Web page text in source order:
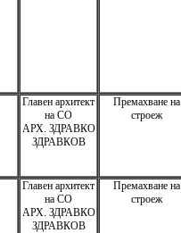
Главен архитект
на СО
АРХ. ЗДРАВКО
ЗДРАВКОВ
Премахване на
строеж
Главен архитект
на СО
АРХ. ЗДРАВКО
ЗДРАВКОВ
Премахване на
строеж